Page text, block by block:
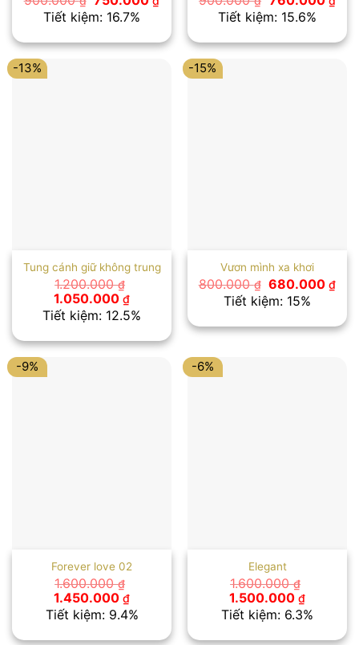
gốc
là:
là:
750.000 ₫.
Tiết kiệm: 16.7%
gốc
là:
hiện
là:
Tiết kiệm: 15.6%
-13%
Tung cánh giữ không trung
1.200.000₫
Giá
gốc
là:
1.050.000 ₫Giá
hiện
tại
1.050.000 ₫.
Tiết kiệm: 12.5%
-15%
Vươn mình xa khơi
800.000₫ Giá
gốc
là:
680.000₫Giá
là:
Tiết kiệm: 15%
-9%
Forever love 02
1.600.000₫
Giá
gốc
là:
1.450.000 ₫Giá
hiện
tại
Tiết kiệm: 9.4%
-6%
Elegant
1.600.000₫
Giá
gốc
là:
1.500.000 ₫Giá
hiện
tại
Tiết kiệm: 6.3%